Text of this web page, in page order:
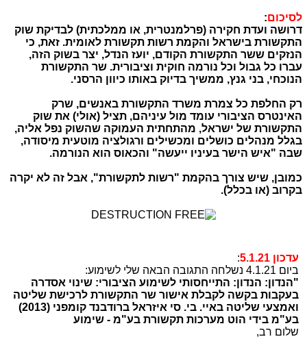
לסיכום:
דרושה ועדת חקירה (פרלמנטרית, או ממלכתית) לבדיקת שוק
התקשורת בישראל והקמת רשות תקשורת לאומית. זאת, כי
הנזקים ששר התקשורת הקודם, יועז הנדל, יצר בשוק הזה,
עברו כל גבול וכל נורמה חוקית וציבורית. שר התקשורת
הנוכחי, בני גנץ, ממשיך בדיוק באותו כיוון הרסני.
רק החלפת כל צמרת משרד התקשורת באנשים, שרק
האינטרס הציבורי עומד מול עיניהם, תציל (אולי) את שוק
התקשורת של ישראל, מהתחתית העמוקה שהשוק נפל אליה,
בגלל מנהלים כושלים ומכשילים ורגולציה מוטעית מיסודה,
שבה "איש הישר בעיניו ייעשה" והכאוס הוא הנורמה.
כמובן, שיש צורך בהקמת "רשות לתקשורת", אבל זה לא יקרה
בקרוב (או בכלל).
עדכון 5.1.21
:
ביום 4.1.21 נשלחה התגובה הבאה שלי לשימוע:
"הנדון: הנדון: התייחסותי לשימוע הציבורי: שינוי אסדרה
בעקבות בקשה לקבלת אישור שר התקשורת לרכישת שליטה
ואמצעי שליטה באיי. בי. סי איזראל ברודבנד קומפני (2013)
בע"מ בידי הוט מערכות תקשורת בע"מ - שימוע
שלום רב,